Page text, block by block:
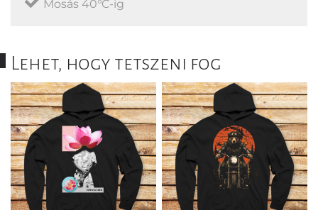
Mosás 40°C-ig
Lehet, hogy tetszeni fog